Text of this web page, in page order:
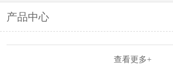
产品中心
查看更多+